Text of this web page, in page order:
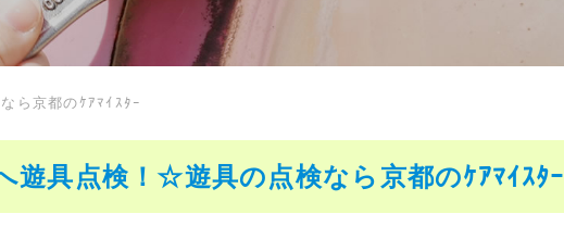
ら京都のｹｱﾏｲｽﾀｰ
遊具点検！☆遊具の点検なら京都のｹｱﾏｲｽﾀｰ